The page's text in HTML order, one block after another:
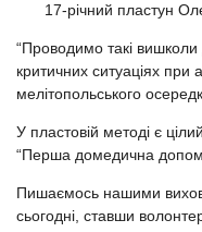
17-річний пластун
“Проводимо такі
критичних ситуаціях при
мелітопольського
У пластовій методі є
“Перша домедична
Пишаємось нашими
сьогодні, ставши